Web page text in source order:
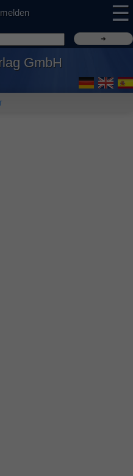
☰
GmbH